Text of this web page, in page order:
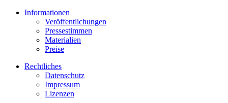
Informationen
Veröffentlichungen
Pressestimmen
Materialien
Preise
Rechtliches
Datenschutz
Impressum
Lizenzen